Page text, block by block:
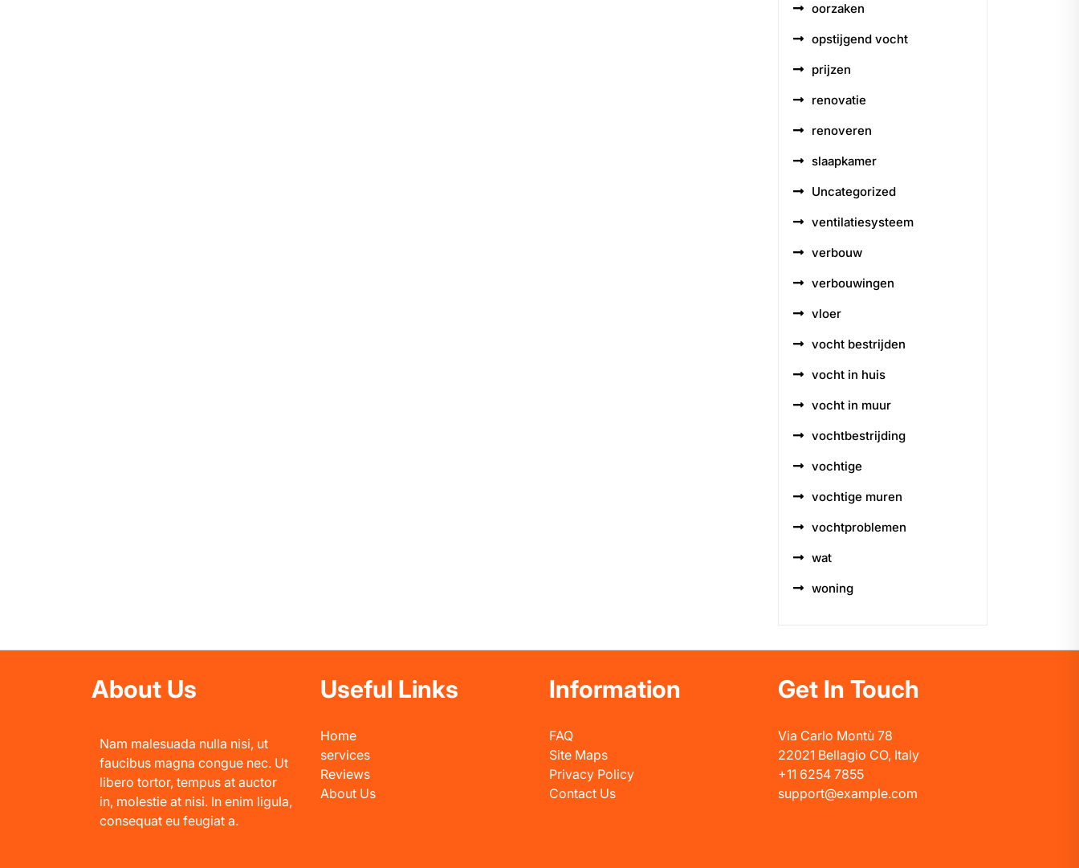
oorzaken
opstijgend vocht
prijzen
renovatie
renoveren
slaapkamer
Uncategorized
ventilatiesysteem
verbouw
verbouwingen
vloer
vocht bestrijden
vocht in huis
vocht in muur
vochtbestrijding
vochtige
vochtige muren
vochtproblemen
wat
woning
About Us
Nam malesuada nulla nisi, ut
faucibus magna congue nec. Ut
libero tortor, tempus at auctor
in, molestie at nisi. In enim ligula,
consequat eu feugiat a.
Useful Links
Home
services
Reviews
About Us
Information
FAQ
Site Maps
Privacy Policy
Contact Us
Get In Touch
Via Carlo Montù 78
22021 Bellagio CO, Italy
+11 6254 7855
support@example.com